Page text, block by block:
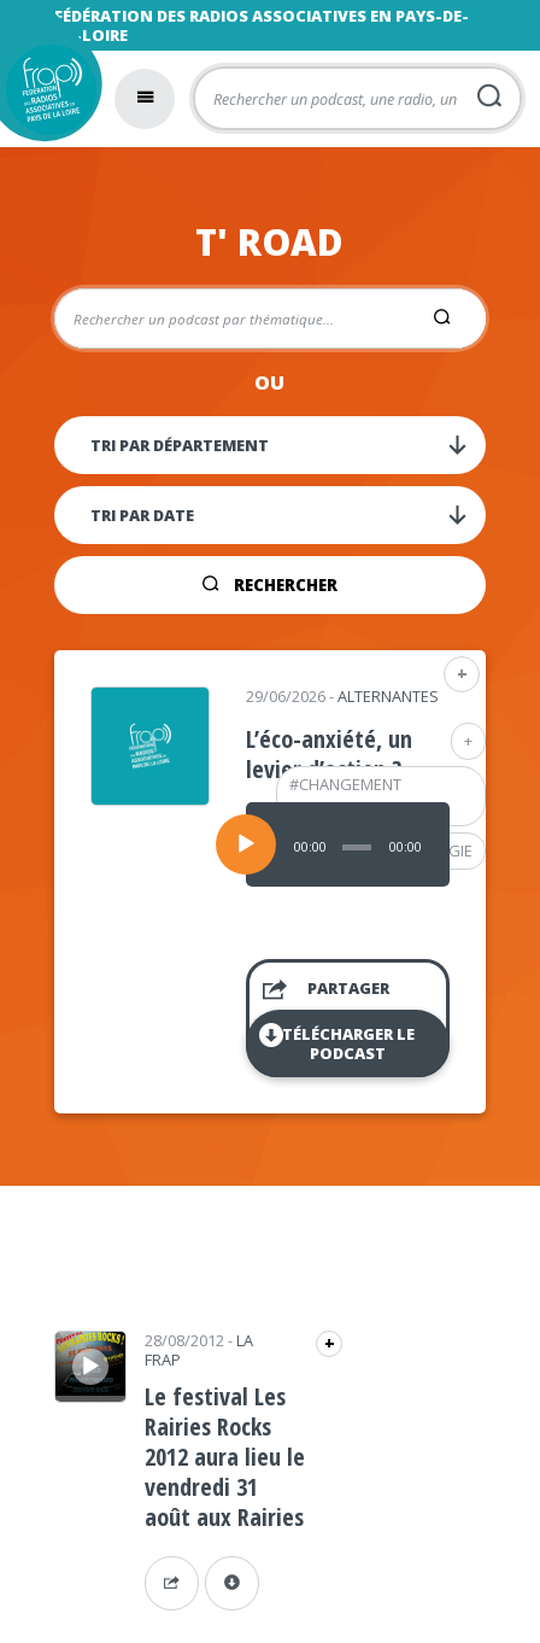
FÉDÉRATION DES RADIOS ASSOCIATIVES EN PAYS-DE-
LA-LOIRE
T' ROAD
OU
RECHERCHER
+
+
#CHANGEMENT
CLIMATIQUE
#PSYCHOLOGIE
29/06/2026-ALTERNANTES
L’éco-anxiété, un
levier d’action ?
Lecteur
audio
00:00 00:00
PARTAGER
TÉLÉCHARGER LE
PODCAST
Lecteur audio 28/08/2012- LA
FRAP
+
Le festival Les
Rairies Rocks
2012 aura lieu le
vendredi 31
août aux Rairies